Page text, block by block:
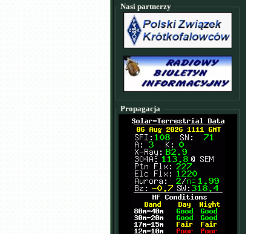
Nasi partnerzy
Propagacja